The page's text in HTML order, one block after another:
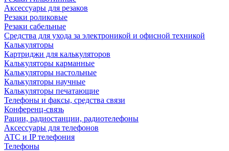
Аксессуары для резаков
Резаки роликовые
Резаки сабельные
Средства для ухода за электроникой и офисной техникой
Калькуляторы
Картриджи для калькуляторов
Калькуляторы карманные
Калькуляторы настольные
Калькуляторы научные
Калькуляторы печатающие
Телефоны и факсы, средства связи
Конференц-связь
Рации, радиостанции, радиотелефоны
Аксессуары для телефонов
АТС и IP телефония
Телефоны